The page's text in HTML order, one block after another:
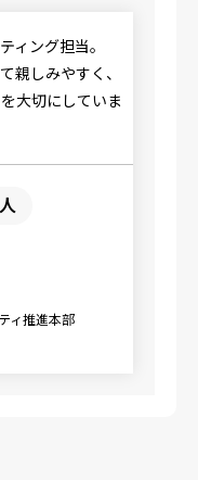
ィ推進本部
ィング担当。
親しみやすく、
大切にしていま